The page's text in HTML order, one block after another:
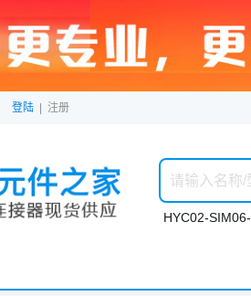
登陆 注册
HYC02-